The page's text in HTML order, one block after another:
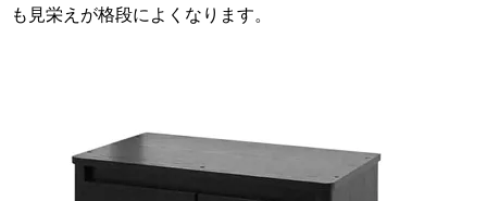
も見栄えが格段によくなります。